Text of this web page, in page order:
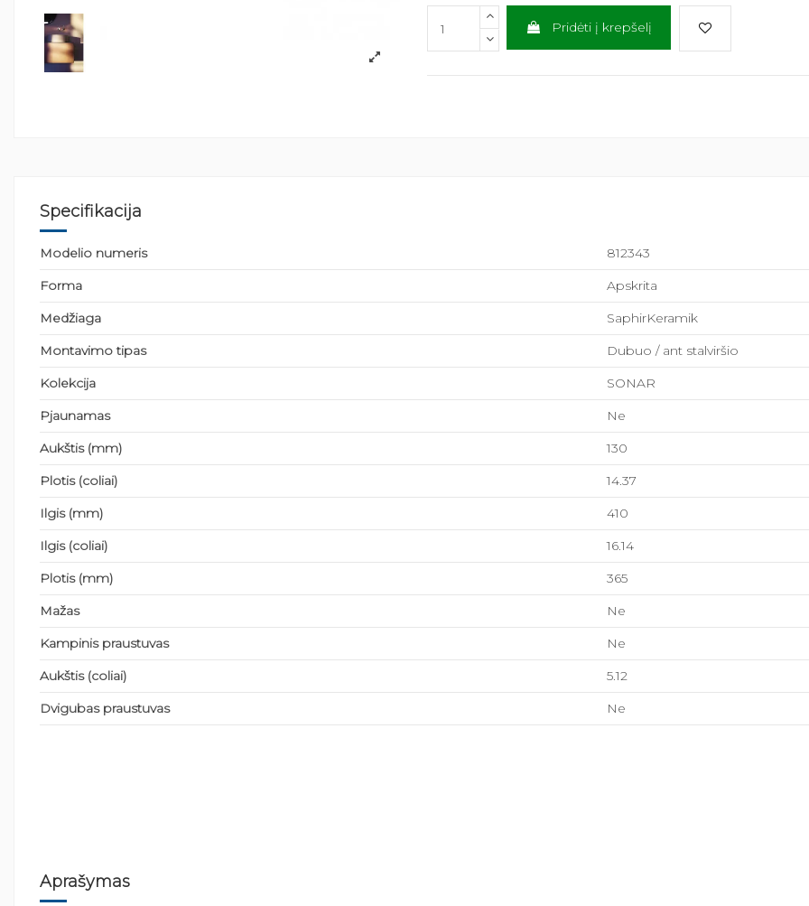
Pridėti į krepšelį
Specifikacija
Modelio numeris
812343
Forma
Apskrita
Medžiaga
SaphirKeramik
Montavimo tipas
Dubuo / ant stalviršio
Kolekcija
SONAR
Pjaunamas
Ne
Aukštis (mm)
130
Plotis (coliai)
14.37
Ilgis (mm)
410
Ilgis (coliai)
16.14
Plotis (mm)
365
Mažas
Ne
Kampinis praustuvas
Ne
Aukštis (coliai)
5.12
Dvigubas praustuvas
Ne
Aprašymas